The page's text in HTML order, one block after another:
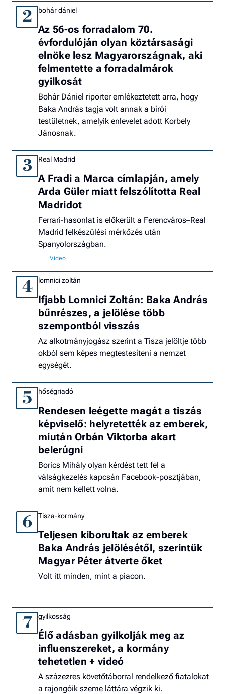
2 bohár dániel
Az 56-os forradalom 70.
évfordulóján olyan köztársasági
elnöke lesz Magyarországnak, aki
felmentette a forradalmárok
gyilkosát
Bohár Dániel riporter emlékeztetett arra, hogy
Baka András tagja volt annak a bírói
testületnek, amelyik enlevelet adott Korbely
Jánosnak.
3 Real Madrid
A Fradi a Marca címlapján, amely
Arda Güler miatt felszólította Real
Madridot
Ferrari-hasonlat is előkerült a Ferencváros–Real
Madrid felkészülési mérkőzés után
Spanyolországban.
4 lomnici zoltán
Ifjabb Lomnici Zoltán: Baka András
bűnrészes, a jelölése több
szempontból visszás
Az alkotmányjogász szerint a Tisza jelöltje több
okból sem képes megtestesíteni a nemzet
egységét.
5 hőségriadó
Rendesen leégette magát a tiszás
képviselő: helyretették az emberek,
miután Orbán Viktorba akart
belerúgni
Borics Mihály olyan kérdést tett fel a
válságkezelés kapcsán Facebook-posztjában,
amit nem kellett volna.
6 Tisza-kormány
Teljesen kiborultak az emberek
Baka András jelölésétől, szerintük
Magyar Péter átverte őket
Volt itt minden, mint a piacon.
7 gyilkosság
Élő adásban gyilkolják meg az
influenszereket, a kormány
tehetetlen + videó
A százezres követőtáborral rendelkező fiatalokat
a rajongóik szeme láttára végzik ki.